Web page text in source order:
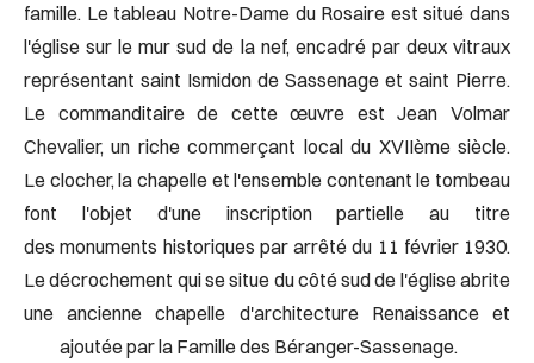
famille. Le tableau Notre-Dame du Rosaire est situé dans
l'église sur le mur sud de la nef, encadré par deux vitraux
représentant saint Ismidon de Sassenage et saint Pierre.
Le commanditaire de cette œuvre est Jean Volmar
Chevalier, un riche commerçant local du XVIIème siècle.
Le clocher, la chapelle et l'ensemble contenant le tombeau
font l'objet d'une inscription partielle au titre
des monuments historiques par arrêté du 11 février 1930.
Le décrochement qui se situe du côté sud de l'église abrite
une ancienne chapelle d'architecture Renaissance et
ajoutée par la Famille des Béranger-Sassenage.